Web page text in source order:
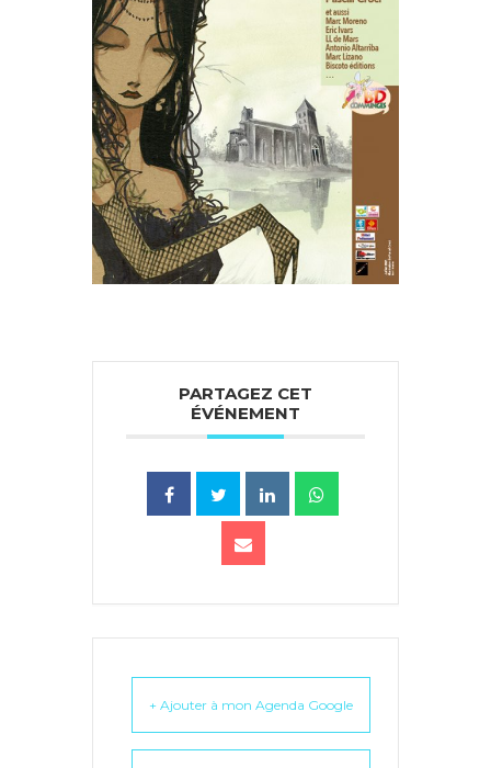
PARTAGEZ CET
ÉVÉNEMENT
+ Ajouter à mon Agenda Google